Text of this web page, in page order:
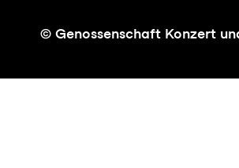
© Genossenschaft Konzert